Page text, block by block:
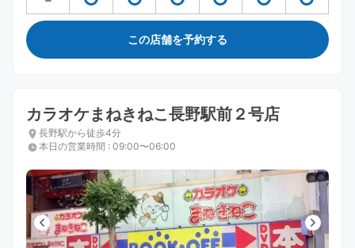
この店舗を予約する
カラオケまねきねこ長野駅前２号店
長野駅から徒歩4分
本日の営業時間 : 09:00〜06:00